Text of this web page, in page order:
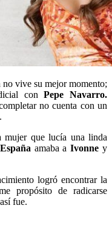
vive su mejor momento;
conPepe Navarro.
no cuenta con un
mujer que lucía una linda
España amaba aIvonne y
logró encontrar la
propósito de radicarse
fue.